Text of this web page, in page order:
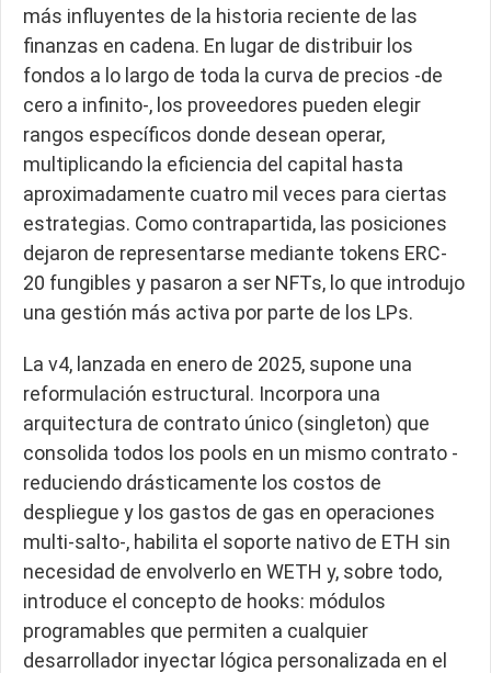
más influyentes de la historia reciente de las
finanzas en cadena. En lugar de distribuir los
fondos a lo largo de toda la curva de precios -de
cero a infinito-, los proveedores pueden elegir
rangos específicos donde desean operar,
multiplicando la eficiencia del capital hasta
aproximadamente cuatro mil veces para ciertas
estrategias. Como contrapartida, las posiciones
dejaron de representarse mediante tokens ERC-
20 fungibles y pasaron a ser NFTs, lo que introdujo
una gestión más activa por parte de los LPs.
La v4, lanzada en enero de 2025, supone una
reformulación estructural. Incorpora una
arquitectura de contrato único (singleton) que
consolida todos los pools en un mismo contrato -
reduciendo drásticamente los costos de
despliegue y los gastos de gas en operaciones
multi-salto-, habilita el soporte nativo de ETH sin
necesidad de envolverlo en WETH y, sobre todo,
introduce el concepto de hooks: módulos
programables que permiten a cualquier
desarrollador inyectar lógica personalizada en el